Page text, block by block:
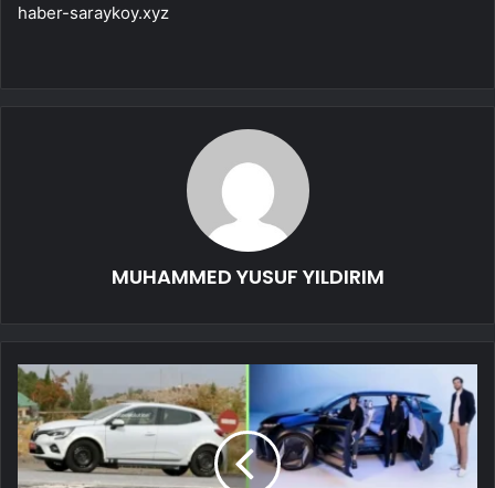
haber-saraykoy.xyz
MUHAMMED YUSUF YILDIRIM